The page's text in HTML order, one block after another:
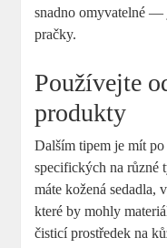
snadno omyvatelné —
pračky.
Používejte
produkty
Dalším tipem je mít
specifických na různé
máte kožená sedadla,
které by mohly
čisticí prostředek na